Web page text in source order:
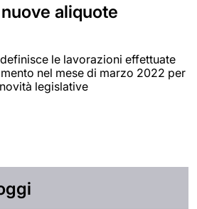
aliquote
le lavorazioni effettuate
nel mese di marzo 2022 per
legislative